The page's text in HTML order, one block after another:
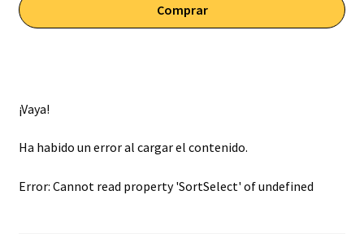
Comprar
¡Vaya!
Ha habido un error al cargar el contenido.
Error: Cannot read property 'SortSelect' of undefined